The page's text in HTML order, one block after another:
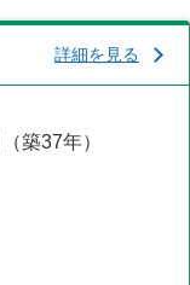
詳細を見る
築37年）